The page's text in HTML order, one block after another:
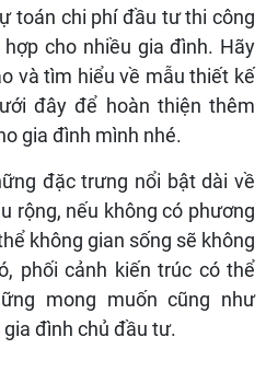
toán chi phí đầu tư thi công
cho nhiều gia đình. Hãy
và tìm hiểu về mẫu thiết kế
đây để hoàn thiện thêm
gia đình mình nhé.
đặc trưng nổi bật dài về
rộng, nếu không có phương
không gian sống sẽ không
phối cảnh kiến trúc có thể
mong muốn cũng như
đình chủ đầu tư.